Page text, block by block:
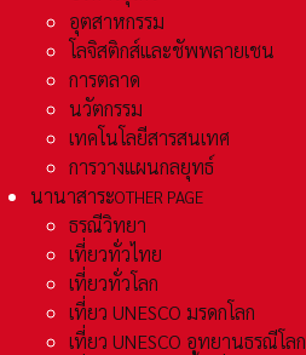
อุตสาหกรรม
โลจิสติกส์และชัพพลายเชน
การตลาด
นวัตกรรม
เทคโนโลยีสารสนเทศ
การวางแผนกลยุทธ์
นานาสาระOTHER PAGE
ธรณีวิทยา
เที่ยวทั่วไทย
เที่ยวทั่วโลก
เที่ยว UNESCO มรดกโลก
เที่ยว UNESCO อุทยานธรณีโลก